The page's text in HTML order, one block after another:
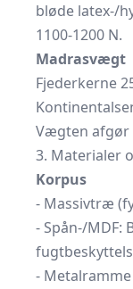
bløde latex-/
1100-1200 N.
Madrasvægt
Fjederkerne
Vægten afgør
3. Materialer
Korpus
- Massivtræ
- Spån-/MDF:
-